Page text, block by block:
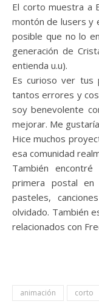
El corto muestra a
montón de lusers y
posible que no lo
generación de
entienda u.u).
Es curioso ver tus
tantos errores y
soy benevolente
mejorar. Me
Hice muchos
esa comunidad
También
primera postal en
pasteles,
olvidado. También
relacionados con
animación corto